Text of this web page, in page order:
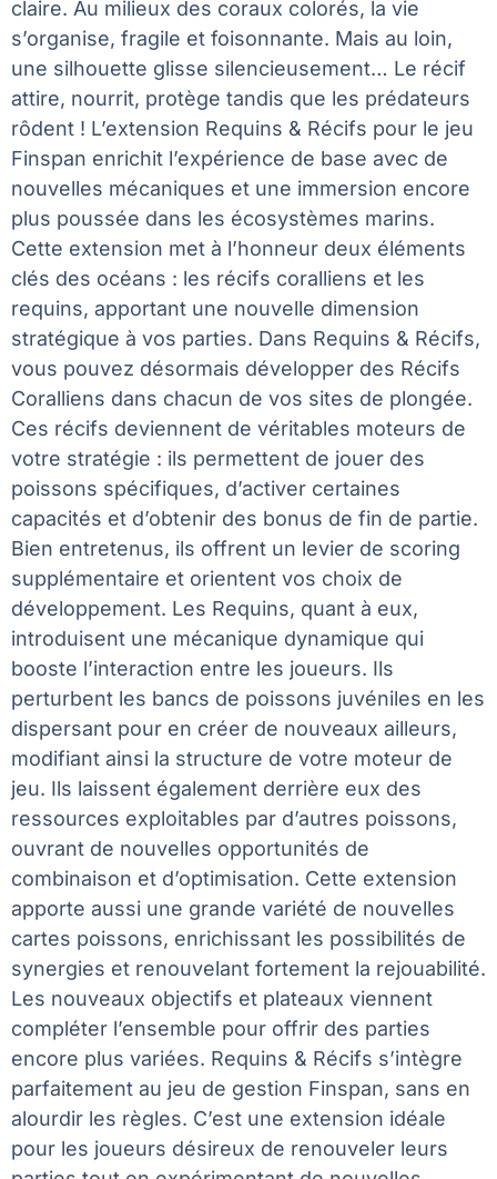
claire. Au milieux des coraux colorés, la vie
s’organise, fragile et foisonnante. Mais au loin,
une silhouette glisse silencieusement… Le récif
attire, nourrit, protège tandis que les prédateurs
rôdent ! L’extension Requins & Récifs pour le jeu
Finspan enrichit l’expérience de base avec de
nouvelles mécaniques et une immersion encore
plus poussée dans les écosystèmes marins.
Cette extension met à l’honneur deux éléments
clés des océans : les récifs coralliens et les
requins, apportant une nouvelle dimension
stratégique à vos parties. Dans Requins & Récifs,
vous pouvez désormais développer des Récifs
Coralliens dans chacun de vos sites de plongée.
Ces récifs deviennent de véritables moteurs de
votre stratégie : ils permettent de jouer des
poissons spécifiques, d’activer certaines
capacités et d’obtenir des bonus de fin de partie.
Bien entretenus, ils offrent un levier de scoring
supplémentaire et orientent vos choix de
développement. Les Requins, quant à eux,
introduisent une mécanique dynamique qui
booste l’interaction entre les joueurs. Ils
perturbent les bancs de poissons juvéniles en les
dispersant pour en créer de nouveaux ailleurs,
modifiant ainsi la structure de votre moteur de
jeu. Ils laissent également derrière eux des
ressources exploitables par d’autres poissons,
ouvrant de nouvelles opportunités de
combinaison et d’optimisation. Cette extension
apporte aussi une grande variété de nouvelles
cartes poissons, enrichissant les possibilités de
synergies et renouvelant fortement la rejouabilité.
Les nouveaux objectifs et plateaux viennent
compléter l’ensemble pour offrir des parties
encore plus variées. Requins & Récifs s’intègre
parfaitement au jeu de gestion Finspan, sans en
alourdir les règles. C’est une extension idéale
pour les joueurs désireux de renouveler leurs